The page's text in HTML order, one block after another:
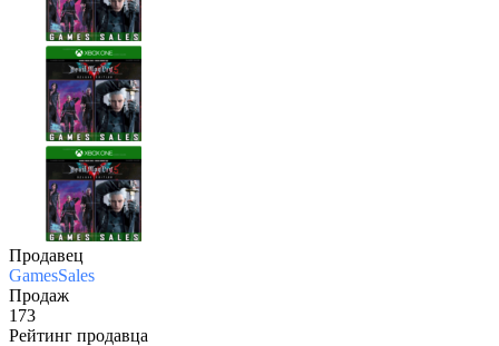
Продавец
GamesSales
Продаж
173
Рейтинг продавца